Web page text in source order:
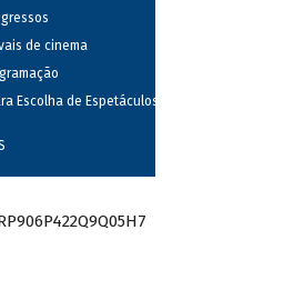
de cinema
Escolha de Espetáculos